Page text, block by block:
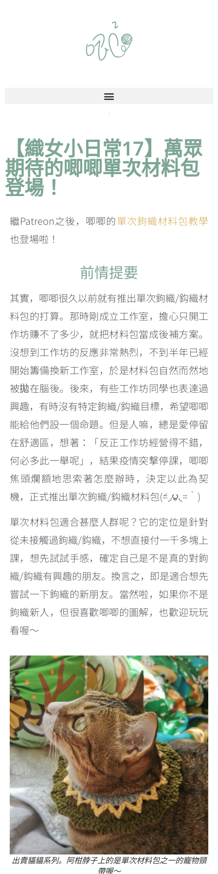
【織女小日常17】萬眾
期待的唧唧單次材料包
登場！
繼Patreon之後，唧唧的單次鉤織材料包教學
也登場啦！
前情提要
其實，唧唧很久以前就有推出單次鉤織/鈎織材
料包的打算。那時剛成立工作室，擔心只開工
作坊賺不了多少，就把材料包當成後補方案。
沒想到工作坊的反應非常熱烈，不到半年已經
開始籌備換新工作室，於是材料包自然而然地
被拋在腦後。後來，有些工作坊同學也表達過
興趣，有時沒有特定鉤織/鈎織目標，希望唧唧
能給他們設一個命題。但是人嘛，總是愛停留
在舒適區，想著：「反正工作坊經營得不錯，
何必多此一舉呢」，結果疫情突撃停課，唧唧
焦頭爛額地思索著怎麼辦時，決定以此為契
機，正式推出單次鉤織/鈎織材料包(́=◞౪◟=‵)
單次材料包適合甚麼人群呢？它的定位是針對
從未接觸過鉤織/鈎織，不想直接付一千多塊上
課，想先試試手感，確定自己是不是真的對鉤
織/鈎織有興趣的朋友。換言之，即是適合想先
嘗試一下鉤織的新朋友。當然啦，如果你不是
鉤織新人，但很喜歡唧唧的圖解，也歡迎玩玩
看喔～
出賣貓貓系列。阿柑脖子上的是單次材料包之一的寵物頸
帶喔～